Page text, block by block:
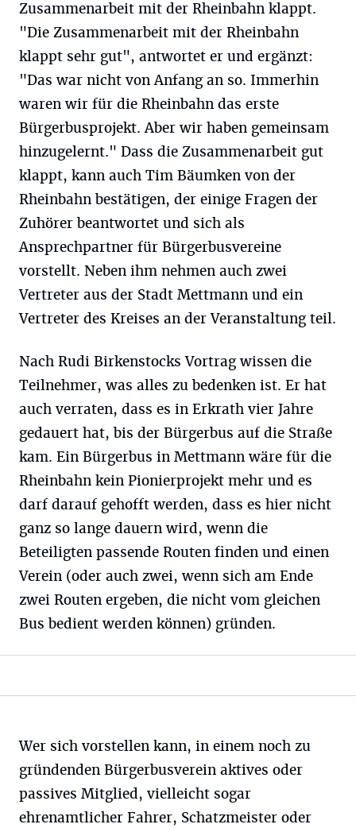
Zusammenarbeit mit der Rheinbahn klappt.
"Die Zusammenarbeit mit der Rheinbahn
klappt sehr gut", antwortet er und ergänzt:
"Das war nicht von Anfang an so. Immerhin
waren wir für die Rheinbahn das erste
Bürgerbusprojekt. Aber wir haben gemeinsam
hinzugelernt." Dass die Zusammenarbeit gut
klappt, kann auch Tim Bäumken von der
Rheinbahn bestätigen, der einige Fragen der
Zuhörer beantwortet und sich als
Ansprechpartner für Bürgerbusvereine
vorstellt. Neben ihm nehmen auch zwei
Vertreter aus der Stadt Mettmann und ein
Vertreter des Kreises an der Veranstaltung teil.
Nach Rudi Birkenstocks Vortrag wissen die
Teilnehmer, was alles zu bedenken ist. Er hat
auch verraten, dass es in Erkrath vier Jahre
gedauert hat, bis der Bürgerbus auf die Straße
kam. Ein Bürgerbus in Mettmann wäre für die
Rheinbahn kein Pionierprojekt mehr und es
darf darauf gehofft werden, dass es hier nicht
ganz so lange dauern wird, wenn die
Beteiligten passende Routen finden und einen
Verein (oder auch zwei, wenn sich am Ende
zwei Routen ergeben, die nicht vom gleichen
Bus bedient werden können) gründen.
Wer sich vorstellen kann, in einem noch zu
gründenden Bürgerbusverein aktives oder
passives Mitglied, vielleicht sogar
ehrenamtlicher Fahrer, Schatzmeister oder